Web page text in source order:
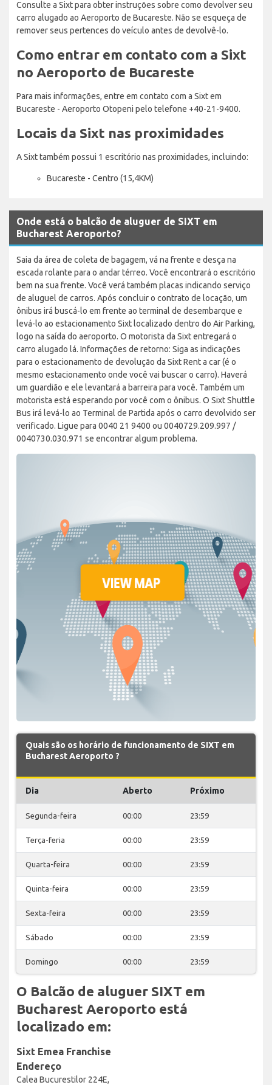
Consulte a Sixt para obter instruções sobre como devolver seu
carro alugado ao Aeroporto de Bucareste. Não se esqueça de
remover seus pertences do veículo antes de devolvê-lo.
Como entrar em contato com a Sixt
no Aeroporto de Bucareste
Para mais informações, entre em contato com a Sixt em
Bucareste - Aeroporto Otopeni pelo telefone +40-21-9400.
Locais da Sixt nas proximidades
A Sixt também possui 1 escritório nas proximidades, incluindo:
Bucareste - Centro (15,4KM)
Onde está o balcão de aluguer de SIXT em
Bucharest Aeroporto?
Saia da área de coleta de bagagem, vá na frente e desça na
escada rolante para o andar térreo. Você encontrará o escritório
bem na sua frente. Você verá também placas indicando serviço
de aluguel de carros. Após concluir o contrato de locação, um
ônibus irá buscá-lo em frente ao terminal de desembarque e
levá-lo ao estacionamento Sixt localizado dentro do Air Parking,
logo na saída do aeroporto. O motorista da Sixt entregará o
carro alugado lá. Informações de retorno: Siga as indicações
para o estacionamento de devolução da Sixt Rent a car (é o
mesmo estacionamento onde você vai buscar o carro). Haverá
um guardião e ele levantará a barreira para você. Também um
motorista está esperando por você com o ônibus. O Sixt Shuttle
Bus irá levá-lo ao Terminal de Partida após o carro devolvido ser
verificado. Ligue para 0040 21 9400 ou 0040729.209.997 /
0040730.030.971 se encontrar algum problema.
Quais são os horário de funcionamento de SIXT em
Bucharest Aeroporto ?
Dia Aberto Próximo
Segunda-feira 00:00 23:59
Terça-feria 00:00 23:59
Quarta-feira 00:00 23:59
Quinta-feira 00:00 23:59
Sexta-feira 00:00 23:59
Sábado 00:00 23:59
Domingo 00:00 23:59
O Balcão de aluguer SIXT em
Bucharest Aeroporto está
localizado em:
Sixt Emea Franchise
Endereço
Calea Bucurestilor 224E,